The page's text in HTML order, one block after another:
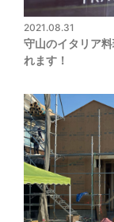
2021.08.31
守山のイタリア
れます！